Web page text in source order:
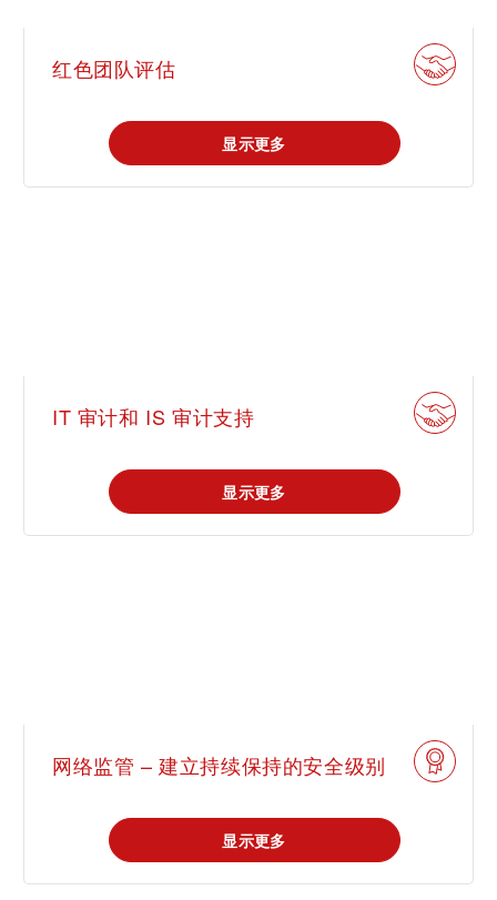
红色团队评估
显示更多
IT 审计和 IS 审计支持
显示更多
网络监管 – 建立持续保持的安全级别
显示更多